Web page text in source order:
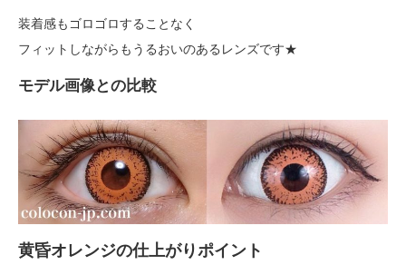
装着感もゴロゴロすることなく
フィットしながらもうるおいのあるレンズです★
モデル画像との比較
黄昏オレンジの仕上がりポイント